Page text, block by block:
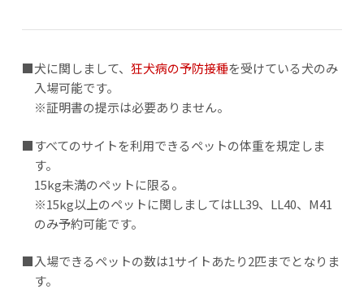
■犬に関しまして、 狂犬病の予防接種を受けている犬のみ
入場可能です。
※証明書の提示は必要ありません。
■すべてのサイトを利用できるペットの体重を規定しま
す。
15kg未満のペットに限る。
※15kg以上のペットに関しましてはLL39、LL40、M41
のみ予約可能です。
■入場できるペットの数は1サイトあたり2匹までとなりま
す。